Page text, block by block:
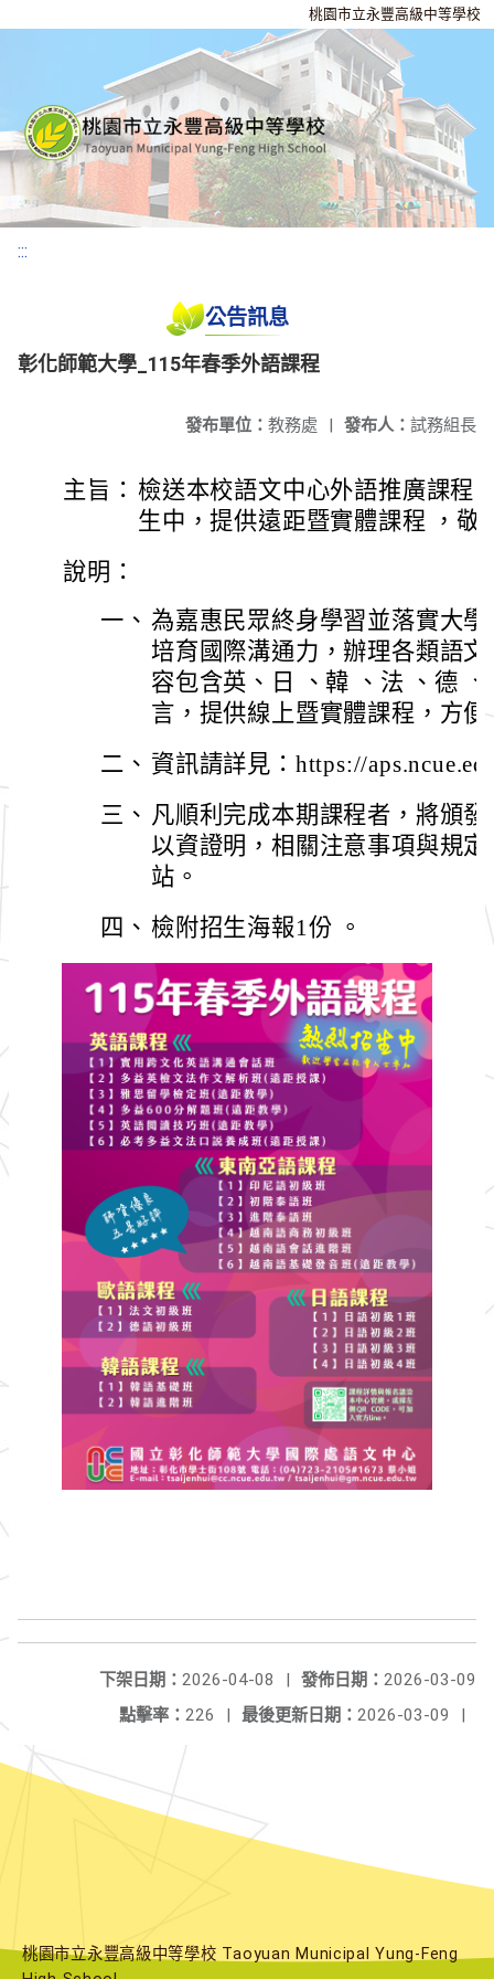
桃園市立永豐高級中等學校
:::
公告訊息
彰化師範大學_115年春季外語課程
發布人： 試務組長
發布單位： 教務處 |
主旨： 檢送本校語文中心外語推廣課程
生中，提供遠距暨實體課程 ，敬
說明：
一、 為嘉惠民眾終身學習並落實大
培育國際溝通力，辦理各類語
容包含英、日 、韓 、法 、德
言，提供線上暨實體課程，方
二、 資訊請詳見：https://
三、 凡順利完成本期課程者，將頒
以資證明，相關注意事項與規
站。
四、 檢附招生海報1份 。
發佈日期： 2026-03-09
下架日期： 2026-04-08
最後更新日期： 2026-03-09
點擊率： 226
桃園市立永豐高級中等學校 Taoyuan Municipal Yung-Feng